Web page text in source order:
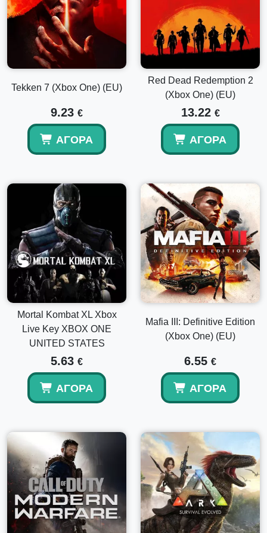
Tekken 7 (Xbox One) (EU)
9.23 €
ΑΓΟΡΆ
Red Dead Redemption 2
(Xbox One) (EU)
13.22 €
ΑΓΟΡΆ
Mortal Kombat XL Xbox
Live Key XBOX ONE
UNITED STATES
5.63 €
ΑΓΟΡΆ
Mafia III: Definitive Edition
(Xbox One) (EU)
6.55 €
ΑΓΟΡΆ